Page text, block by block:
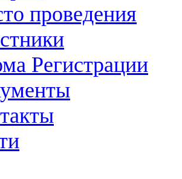
проведения
Регистрации